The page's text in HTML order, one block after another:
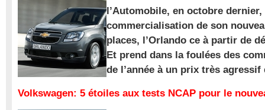
l’Automobile, en octobre
commercialisation de son
places, l’Orlando ce à partir de
Et prend dans la foulées des
de l’année à un prix très agressif
Volkswagen: 5 étoiles aux tests NCAP pour le